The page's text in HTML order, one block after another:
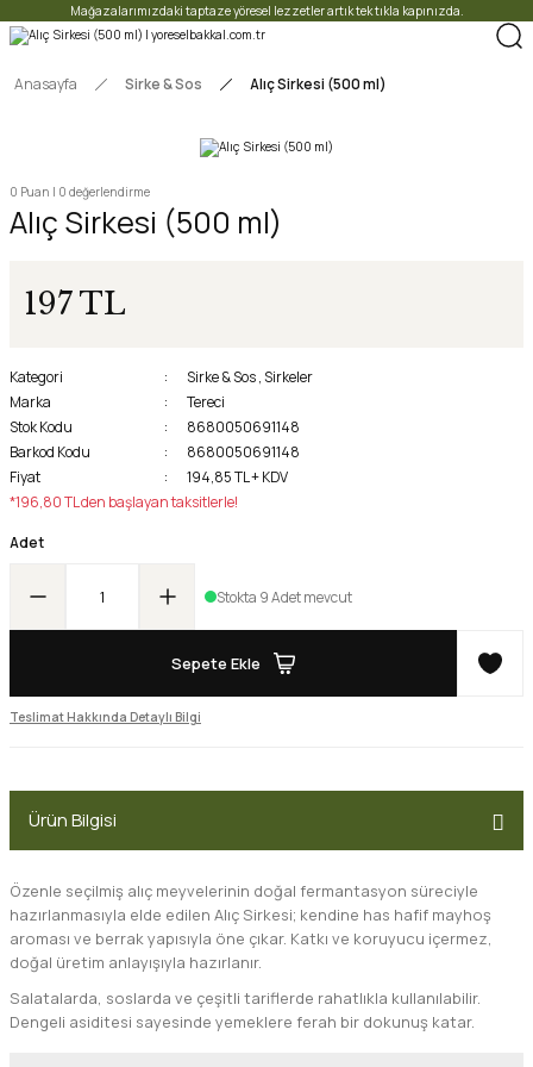
Mağazalarımızdaki taptaze yöresel lezzetler artık tek tıkla kapınızda.
Anasayfa Sirke & Sos Alıç Sirkesi (500 ml)
0 Puan | 0 değerlendirme
Alıç Sirkesi (500 ml)
197 TL
Kategori Sirke & Sos ,Sirkeler
Marka
Tereci
Stok Kodu
8680050691148
Barkod Kodu
8680050691148
Fiyat
194,85 TL + KDV
*196,80 TL den başlayan taksitlerle!
Adet
Stokta 9 Adet mevcut
Sepete Ekle
Teslimat Hakkında Detaylı Bilgi
Ürün Bilgisi
Özenle seçilmiş alıç meyvelerinin doğal fermantasyon süreciyle
hazırlanmasıyla elde edilen Alıç Sirkesi; kendine has hafif mayhoş
aroması ve berrak yapısıyla öne çıkar. Katkı ve koruyucu içermez,
doğal üretim anlayışıyla hazırlanır.
Salatalarda, soslarda ve çeşitli tariflerde rahatlıkla kullanılabilir.
Dengeli asiditesi sayesinde yemeklere ferah bir dokunuş katar.